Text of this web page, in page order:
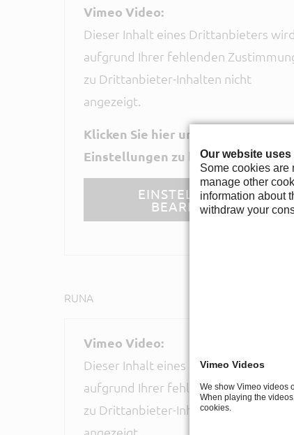
Vimeo Video:
Dieser Inhalt eines Drittanbieters wird
aufgrund Ihrer fehlenden
zu Drittanbieter-Inhalten nicht
angezeigt.
Klicken Sie hier um Ihre
Einstellungen zu bearbeiten:
EINSTELLUNGEN
BEARBEITEN
RUNA
Vimeo Video:
Dieser Inhalt eines Drittanbieters wird
aufgrund Ihrer fehlenden
zu Drittanbieter-Inhalten nicht
angezeigt.
Our website
Some cookies are
manage other
information about
withdraw your
Vimeo Videos
We show Vimeo videos
When playing the
cookies.